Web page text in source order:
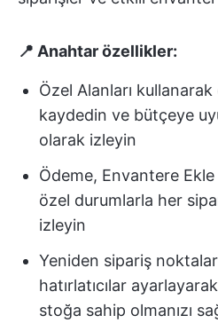
📍 Anahtar özellikler:
Özel Alanları
kaydedin ve bütçeye
olarak izleyin
Ödeme, Envantere
özel durumlarla her
izleyin
Yeniden sipariş
hatırlatıcılar
stoğa sahip olmanızı